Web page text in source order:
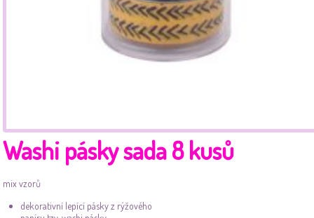
Washi pásky sada 8 kusů
mix vzorů
dekorativní lepící pásky z rýžového